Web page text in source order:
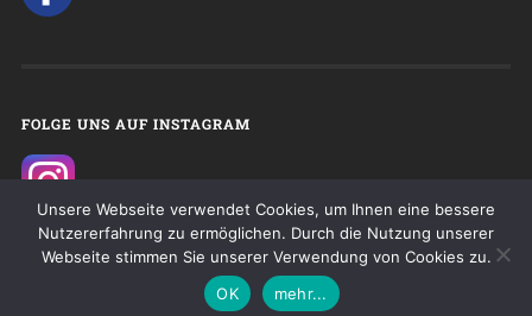
FOLGE UNS AUF INSTAGRAM
MARKETINGJOBS
Unsere Webseite verwendet Cookies, um Ihnen eine bessere
Nutzererfahrung zu ermöglichen. Durch die Nutzung unserer
Webseite stimmen Sie unserer Verwendung von Cookies zu.
OK
mehr...